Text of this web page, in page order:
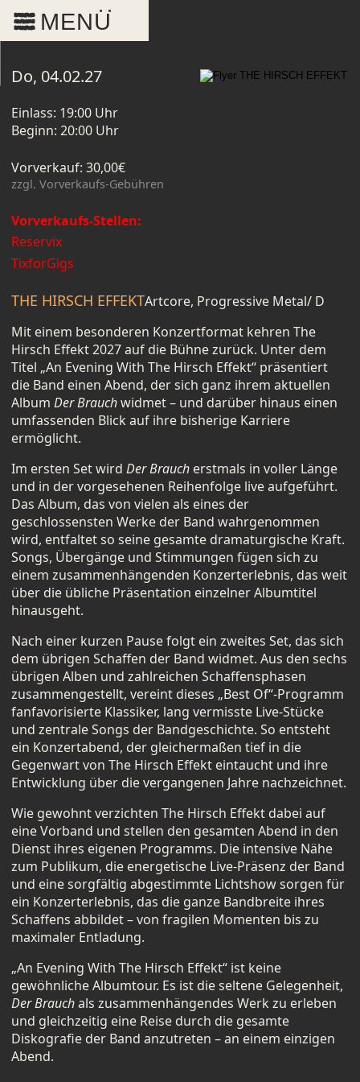
MENU
Do, 04.02.27
Einlass: 19:00 Uhr
Beginn: 20:00 Uhr
THE HIRSCH EFFEKTArtcore, Progressive Metal/ D
Mit einem besonderen Konzertformat kehren The
Hirsch Effekt 2027 auf die Bühne zurück. Unter dem
Titel „An Evening With The Hirsch Effekt“ präsentiert
die Band einen Abend, der sich ganz ihrem aktuellen
AlbumDer Brauchwidmet – und darüber hinaus einen
umfassenden Blick auf ihre bisherige Karriere
ermöglicht.
Im ersten Set wirdDer Brauch erstmals in voller Länge
und in der vorgesehenen Reihenfolge live aufgeführt.
Das Album, das von vielen als eines der
geschlossensten Werke der Band wahrgenommen
wird, entfaltet so seine gesamte dramaturgische Kraft.
Songs, Übergänge und Stimmungen fügen sich zu
einem zusammenhängenden Konzerterlebnis, das weit
über die übliche Präsentation einzelner Albumtitel
hinausgeht.
Nach einer kurzen Pause folgt ein zweites Set, das sich
dem übrigen Schaffen der Band widmet. Aus den sechs
übrigen Alben und zahlreichen Schaffensphasen
zusammengestellt, vereint dieses „Best Of“-Programm
fanfavorisierte Klassiker, lang vermisste Live-Stücke
und zentrale Songs der Bandgeschichte. So entsteht
ein Konzertabend, der gleichermaßen tief in die
Gegenwart von The Hirsch Effekt eintaucht und ihre
Entwicklung über die vergangenen Jahre nachzeichnet.
Wie gewohnt verzichten The Hirsch Effekt dabei auf
eine Vorband und stellen den gesamten Abend in den
Dienst ihres eigenen Programms. Die intensive Nähe
zum Publikum, die energetische Live-Präsenz der Band
und eine sorgfältig abgestimmte Lichtshow sorgen für
ein Konzerterlebnis, das die ganze Bandbreite ihres
Schaffens abbildet – von fragilen Momenten bis zu
maximaler Entladung.
„An Evening With The Hirsch Effekt“ ist keine
gewöhnliche Albumtour. Es ist die seltene Gelegenheit,
Der Brauchals zusammenhängendes Werk zu erleben
und gleichzeitig eine Reise durch die gesamte
Diskografie der Band anzutreten – an einem einzigen
Abend.
Vorverkauf: 30,00€
zzgl. Vorverkaufs-Gebühren
Vorverkaufs-Stellen:
Reservix
TixforGigs